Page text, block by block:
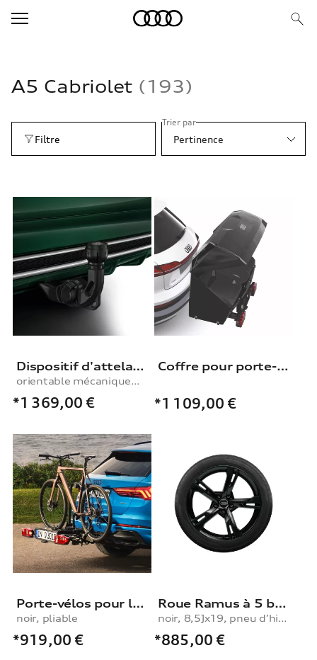
A5 Cabriolet 193
Filtre
Trier par
Pertinence
Dispositif d'attelage
orientable mécaniquement, avec kit électrique
*1 369,00 €
Coffre pour porte-vélos sur attelage Audi
*1 109,00 €
Porte-vélos pour le dispositif d’attelage
noir, pliable
*919,00 €
Roue Ramus à 5 branches
noir, 8,5Jx19, pneu d’hiver 255/35 R19 96V XL
*885,00 €